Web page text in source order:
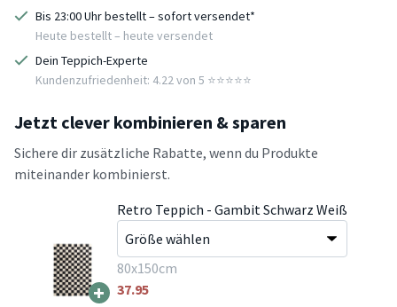
Bis 23:00 Uhr bestellt – sofort versendet*
Heute bestellt – heute versendet
Dein Teppich-Experte
Kundenzufriedenheit: 4.22 von 5 ⭐️⭐️⭐️⭐️⭐️
Jetzt clever kombinieren & sparen
Sichere dir zusätzliche Rabatte, wenn du Produkte
miteinander kombinierst.
+
Retro Teppich - Gambit Schwarz Weiß
80x150cm
37.95